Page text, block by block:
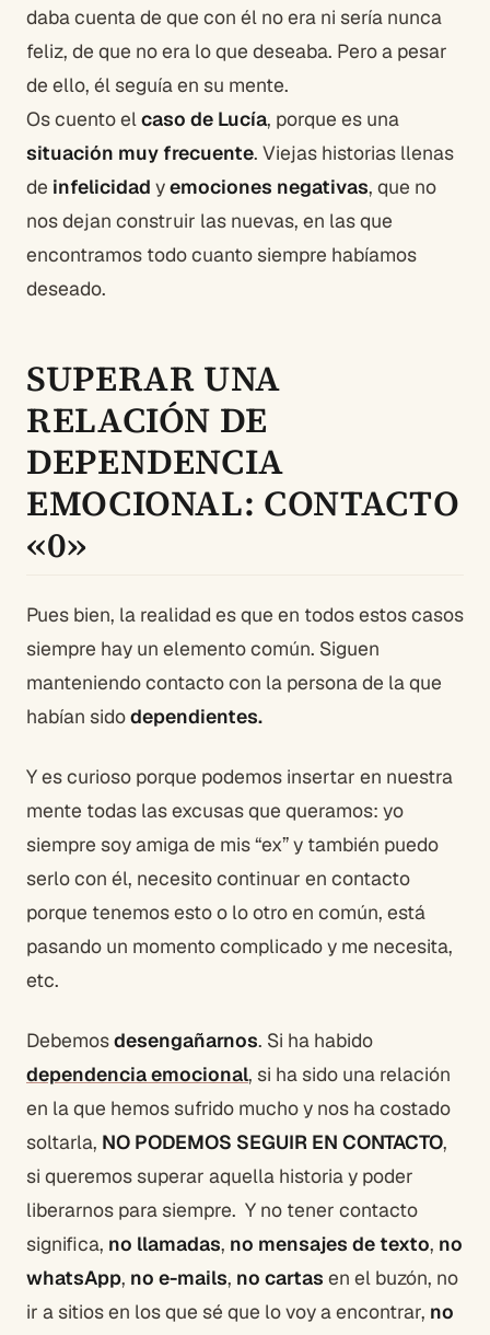
daba cuenta de que con él no era ni sería nunca
feliz, de que no era lo que deseaba. Pero a pesar
de ello, él seguía en su mente.
Os cuento elcaso de Lucía, porque es una
situación muy frecuente. Viejas historias llenas
de infelicidad yemociones negativas, que no
nos dejan construir las nuevas, en las que
encontramos todo cuanto siempre habíamos
deseado.
SUPERAR UNA
RELACIÓN DE
DEPENDENCIA
EMOCIONAL: CONTACTO
«0»
Pues bien, la realidad es que en todos estos casos
siempre hay un elemento común. Siguen
manteniendo contacto con la persona de la que
habían sidodependientes.
Y es curioso porque podemos insertar en nuestra
mente todas las excusas que queramos: yo
siempre soy amiga de mis “ex” y también puedo
serlo con él, necesito continuar en contacto
porque tenemos esto o lo otro en común, está
pasando un momento complicado y me necesita,
etc.
Debemosdesengañarnos. Si ha habido
dependencia emocional, si ha sido una relación
en la que hemos sufrido mucho y nos ha costado
soltarla, NO PODEMOS SEGUIR EN CONTACTO,
si queremos superar aquella historia y poder
liberarnos para siempre. Y no tener contacto
significa, no llamadas, no mensajes de texto, no
whatsApp, no e-mails, no cartas en el buzón, no
ir a sitios en los que sé que lo voy a encontrar, no